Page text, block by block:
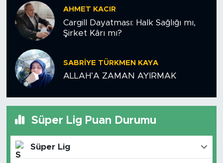
AHMET KACIR
Cargill Dayatması: Halk Sağlığı mı,
Şirket Kârı mı?
SABRIYE TÜRKMEN KAYA
ALLAH’A ZAMAN AYIRMAK
Süper Lig Puan Durumu
Süper Lig
SAĞLIK
SİYASET
MEDYA KÖŞESİ
VİDEOLAR
ALINTI YAZARLAR